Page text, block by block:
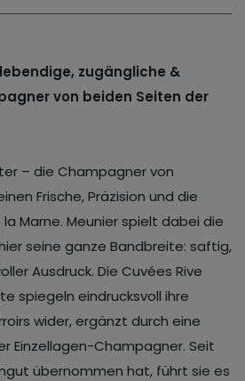
zugängliche &
von beiden Seiten der
– die Champagner von
Frische, Präzision und die
Marne. Meunier spielt dabei die
seine ganze Bandbreite: saftig,
Ausdruck. Die Cuvées Rive
spiegeln eindrucksvoll ihre
wider, ergänzt durch eine
Einzellagen-Champagner. Seit
übernommen hat, führt sie es